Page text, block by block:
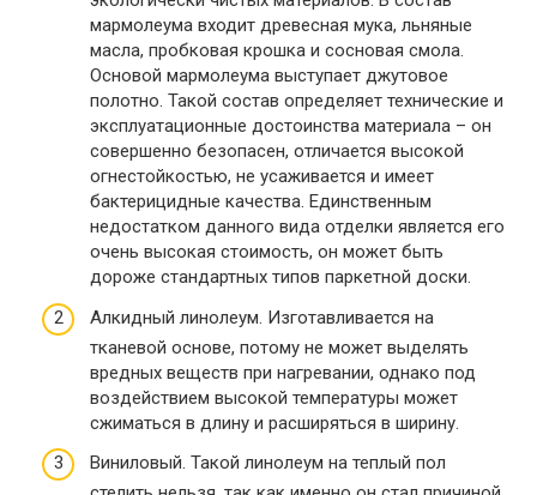
мармолеума входит древесная мука, льняные
масла, пробковая крошка и сосновая смола.
Основой мармолеума выступает джутовое
полотно. Такой состав определяет технические и
эксплуатационные достоинства материала – он
совершенно безопасен, отличается высокой
огнестойкостью, не усаживается и имеет
бактерицидные качества. Единственным
недостатком данного вида отделки является его
очень высокая стоимость, он может быть
дороже стандартных типов паркетной доски.
Алкидный линолеум. Изготавливается на
тканевой основе, потому не может выделять
вредных веществ при нагревании, однако под
воздействием высокой температуры может
сжиматься в длину и расширяться в ширину.
Виниловый. Такой линолеум на теплый пол